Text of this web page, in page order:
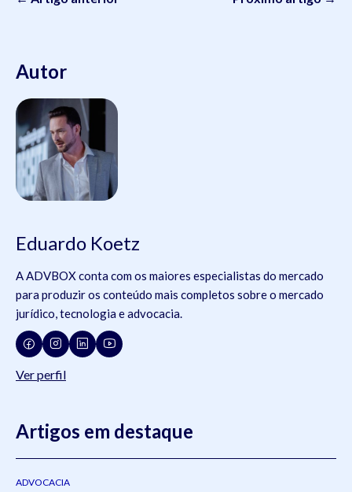
Autor
Eduardo Koetz
A ADVBOX conta com os maiores especialistas do mercado
para produzir os conteúdo mais completos sobre o mercado
jurídico, tecnologia e advocacia.
Ver perfil
Artigos em destaque
ADVOCACIA